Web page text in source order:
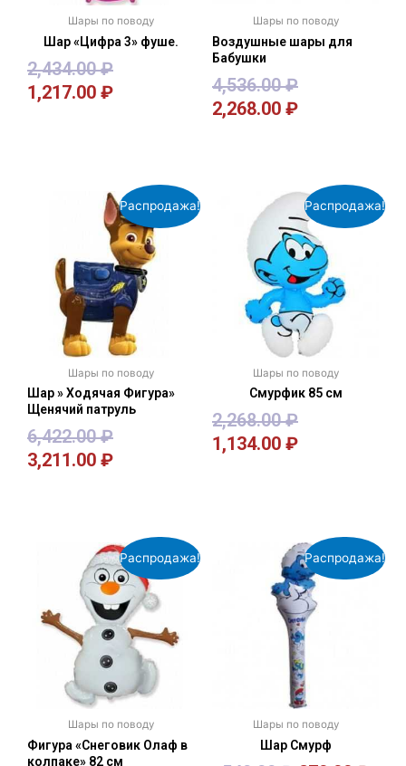
Шары по поводу
Шар «Цифра 3» фуше.
2,434.00₽
1,217.00 ₽
Шары по поводу
Воздушные шары для
Бабушки
4,536.00₽
2,268.00 ₽
Распродажа!
Шары по поводу
Шар » Ходячая Фигура»
Щенячий патруль
6,422.00₽
3,211.00 ₽
Распродажа!
Шары по поводу
Смурфик 85 см
2,268.00₽
1,134.00 ₽
Распродажа!
Шары по поводу
Фигура «Снеговик Олаф в
колпаке» 82 см
Распродажа!
Шары по поводу
Шар Смурф